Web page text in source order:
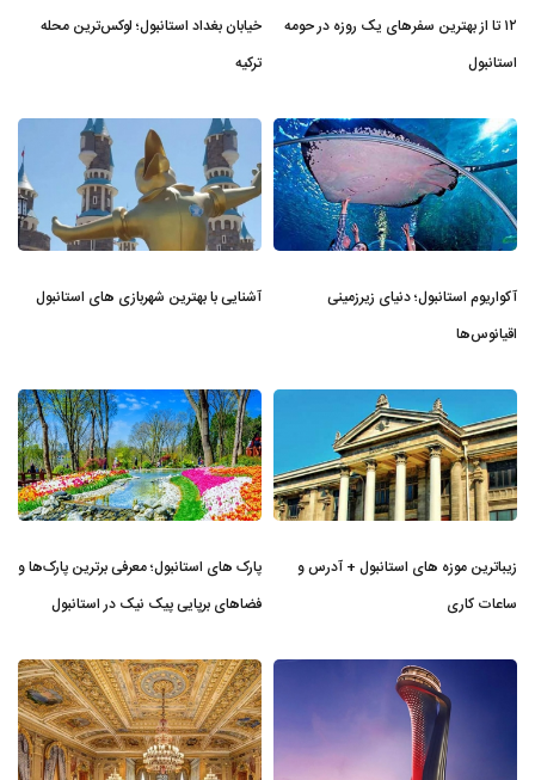
۱۲ تا از بهترین سفرهای یک روزه در حومه
استانبول
خیابان بغداد استانبول؛ لوکس‌ترین محله
ترکیه
آکواریوم استانبول؛ دنیای زیرزمینی
اقیانوس‌ها
آشنایی با بهترین شهربازی های استانبول
زیباترین موزه‌ های استانبول + آدرس و
ساعات کاری
پارک های استانبول؛ معرفی برترین پارک‌ها و
فضاهای برپایی پیک نیک در استانبول